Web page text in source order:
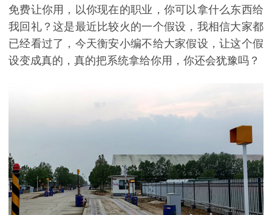
免费让你用，以你现在的职业，你可以拿什么东西给
我回礼？这是最近比较火的一个假设，我相信大家都
已经看过了，今天衡安小编不给大家假设，让这个假
设变成真的，真的把系统拿给你用，你还会犹豫吗？